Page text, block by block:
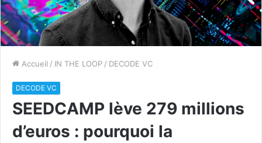
Accueil / IN THE LOOP / DECODE VC
DECODE VC
SEEDCAMP lève 279 millions
d’euros : pourquoi la